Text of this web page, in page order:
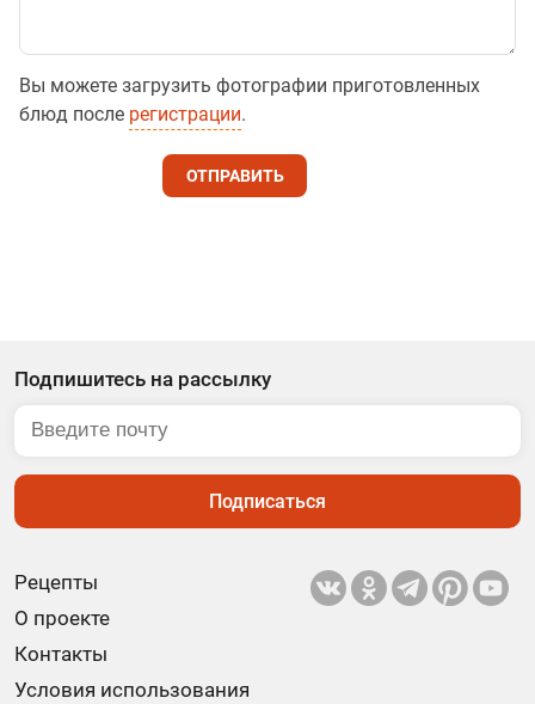
Вы можете загрузить фотографии приготовленных
блюд после регистрации.
ОТПРАВИТЬ
Рецепты
О проекте
Контакты
Условия использования
Подпишитесь на рассылку
Подписаться